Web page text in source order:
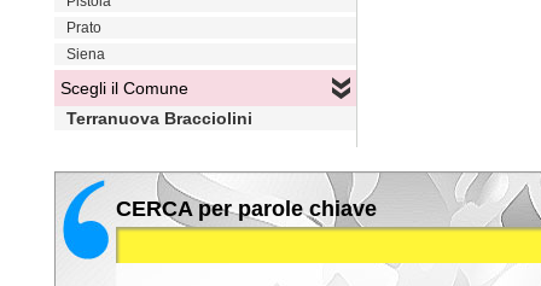
Prato
Siena
Scegli il Comune
Terranuova Bracciolini
CERCA per parole chiave